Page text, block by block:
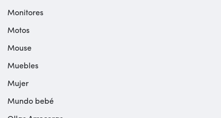
Monitores
Motos
Mouse
Muebles
Mujer
Mundo bebé